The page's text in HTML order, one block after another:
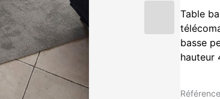
Table
basse
hauteur